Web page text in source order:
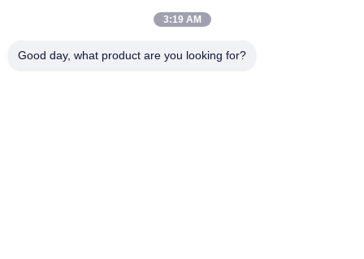
ventottesimo, Jiuan Rd, zona industriale di Jiuli, Shangwang.
3:19 AM
Good day, what product are you looking for?